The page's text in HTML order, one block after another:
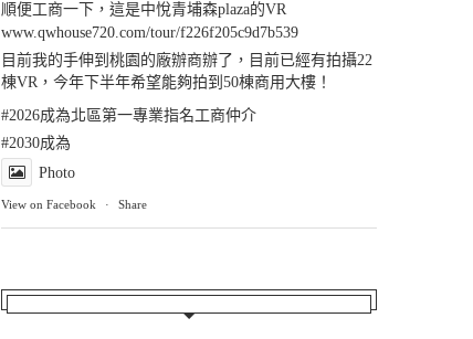
順便工商一下，這是中悅青埔森plaza的VR
www.qwhouse720.com/tour/f226f205c9d7b539
目前我的手伸到桃園的廠辦商辦了，目前已經有拍攝22
棟VR，今年下半年希望能夠拍到50棟商用大樓！
#2026成為北區第一專業指名工商仲介
#2030成為
Photo
View on Facebook · Share